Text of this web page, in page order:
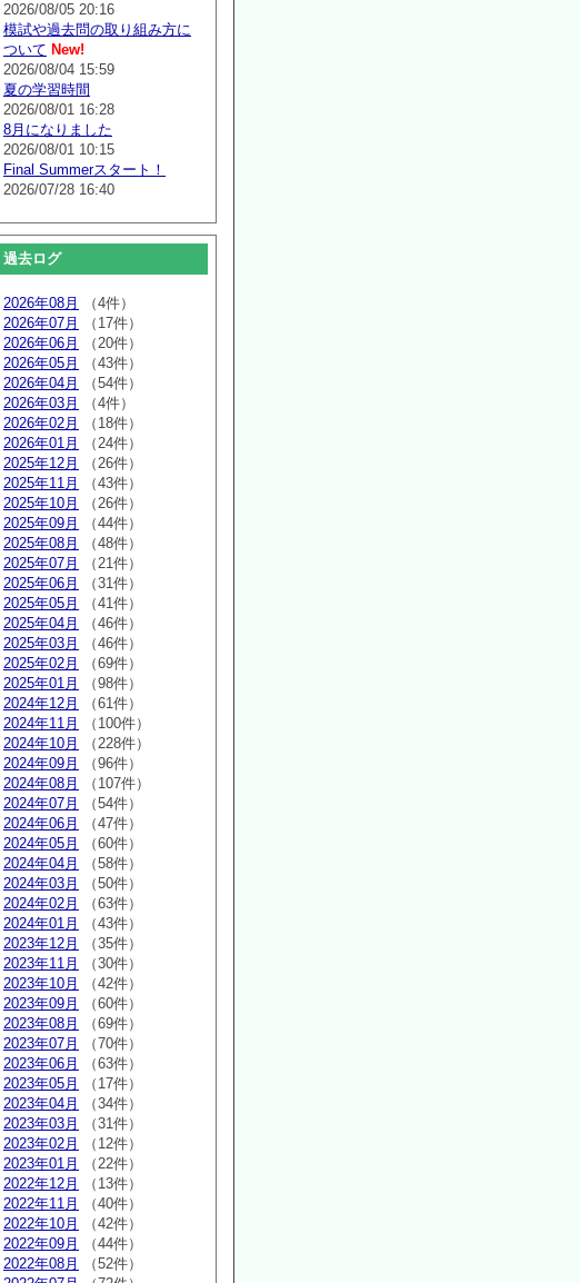
2026/08/05 20:16
模試や過去問の取り組み方に
ついて New!
2026/08/04 15:59
夏の学習時間
2026/08/01 16:28
8月になりました
2026/08/01 10:15
Final Summerスタート！
2026/07/28 16:40
過去ログ
2026年08月
（4件）
2026年07月
（17件）
2026年06月
（20件）
2026年05月
（43件）
2026年04月
（54件）
2026年03月
（4件）
2026年02月
（18件）
2026年01月
（24件）
2025年12月
（26件）
2025年11月
（43件）
2025年10月
（26件）
2025年09月
（44件）
2025年08月
（48件）
2025年07月
（21件）
2025年06月
（31件）
2025年05月
（41件）
2025年04月
（46件）
2025年03月
（46件）
2025年02月
（69件）
2025年01月
（98件）
2024年12月
（61件）
2024年11月
（100件）
2024年10月
（228件）
2024年09月
（96件）
2024年08月
（107件）
2024年07月
（54件）
2024年06月
（47件）
2024年05月
（60件）
2024年04月
（58件）
2024年03月
（50件）
2024年02月
（63件）
2024年01月
（43件）
2023年12月
（35件）
2023年11月
（30件）
2023年10月
（42件）
2023年09月
（60件）
2023年08月
（69件）
2023年07月
（70件）
2023年06月
（63件）
2023年05月
（17件）
2023年04月
（34件）
2023年03月
（31件）
2023年02月
（12件）
2023年01月
（22件）
2022年12月
（13件）
2022年11月
（40件）
2022年10月
（42件）
2022年09月
（44件）
2022年08月
（52件）